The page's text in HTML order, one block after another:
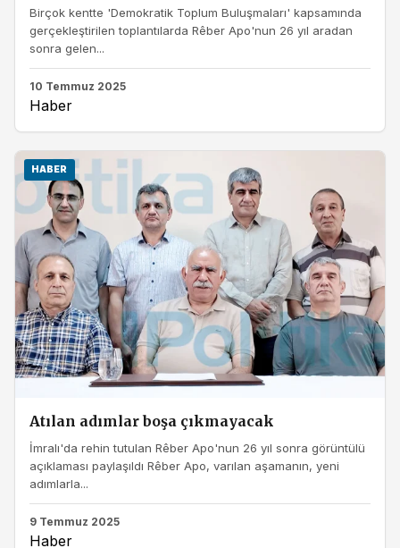
Birçok kentte 'Demokratik Toplum Buluşmaları' kapsamında
gerçekleştirilen toplantılarda Rêber Apo'nun 26 yıl aradan
sonra gelen...
10 Temmuz 2025
Haber
HABER
Atılan adımlar boşa çıkmayacak
İmralı'da rehin tutulan Rêber Apo'nun 26 yıl sonra görüntülü
açıklaması paylaşıldı Rêber Apo, varılan aşamanın, yeni
adımlarla...
9 Temmuz 2025
Haber